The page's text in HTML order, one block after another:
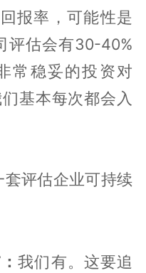
报率，可能性是
评估会有30-40%
常稳妥的投资对
基本每次都会入
套评估企业可持续
我们有。这要追